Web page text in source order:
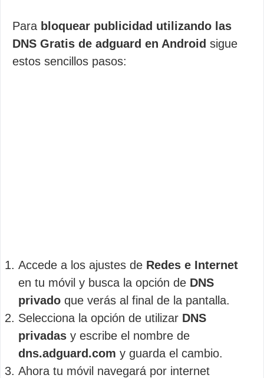
Para bloquear publicidad utilizando las
DNS Gratis de adguard en Android sigue
estos sencillos pasos:
Accede a los ajustes de Redes e Internet
en tu móvil y busca la opción de DNS
privado que verás al final de la pantalla.
Selecciona la opción de utilizar DNS
privadas y escribe el nombre de
dns.adguard.com y guarda el cambio.
Ahora tu móvil navegará por internet